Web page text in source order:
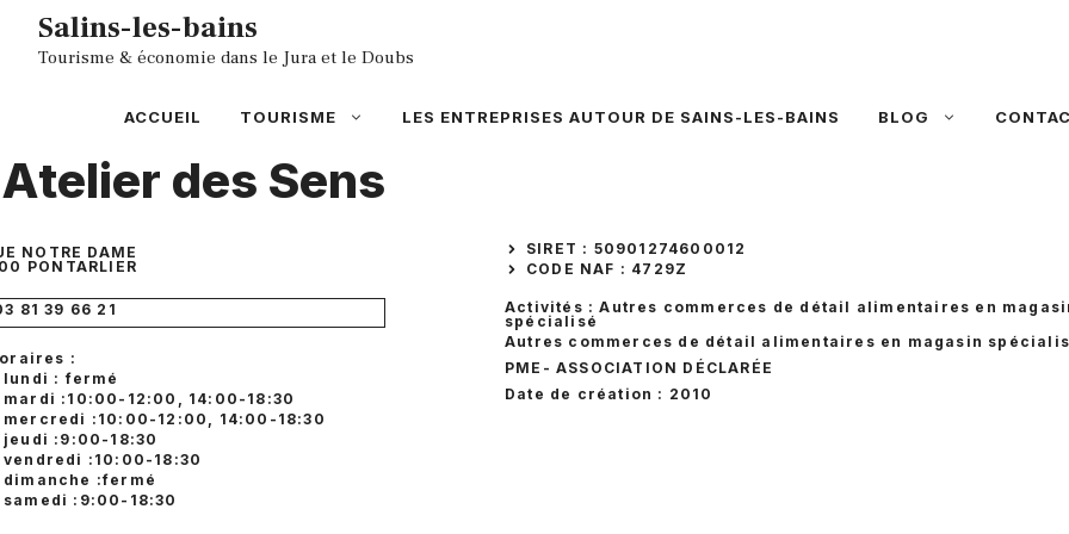
AllerSalins-les-bains
Tourisme & économie dans le Jura et le Doubs
ACCUEIL TOURISME LES ENTREPRISES AUTOUR DE SAINS-LES-BAINS BLOG
des Sens
NOTRE DAME
PONTARLIER
81 39 66 21
:
lundi : fermé
mardi :10:00-12:00, 14:00-18:30
mercredi :10:00-12:00, 14:00-18:30
jeudi :9:00-18:30
vendredi :10:00-18:30
dimanche :fermé
samedi :9:00-18:30
SIRET : 50901274600012
CODE NAF : 4729Z
Activités : Autres commerces de détail alimentaires en
spécialisé
Autres commerces de détail alimentaires en magasin
PME - ASSOCIATION DÉCLARÉE
Date de création : 2010